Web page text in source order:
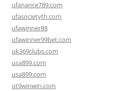
ufanance789.com
ufasocietyth.com
ufawinner88
ufawinner99bet.com
uk369clubs.com
usa899.com
usa899.com
ut9winwin.com